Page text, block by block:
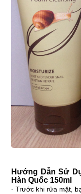
Hướng Dẫn Sử
Hàn Quốc 150ml
- Trước khi rửa mặt,